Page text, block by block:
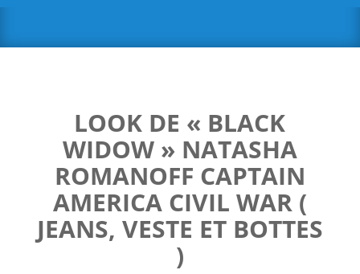
LOOK DE « BLACK
WIDOW » NATASHA
ROMANOFF CAPTAIN
AMERICA CIVIL WAR (
JEANS, VESTE ET BOTTES
)